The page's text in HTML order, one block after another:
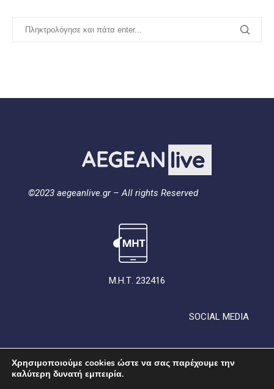
©2023 aegeanlive.gr – All rights Reserved
Μ.Η.Τ. 232416
SOCIAL MEDIA
Χρησιμοποιούμε cookies ώστε να σας παρέχουμε την
καλύτερη δυνατή εμπειρία.